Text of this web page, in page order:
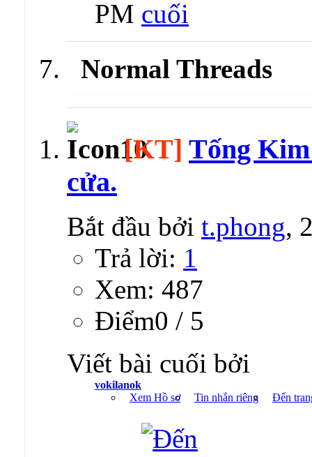
PM
Normal Threads
[KT] Tống
cửa.
Bắt đầu bởi t.phong,
Trả lời: 1
Xem: 487
Ðiểm0 / 5
Viết bài cuối bởi
vokilanok
Xem Hồ sơ
Tin nhắn riêng Đến